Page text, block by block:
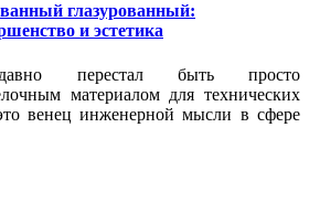
глазурованный:
и эстетика
давно перестал быть просто
материалом для технических
венец инженерной мысли в сфере